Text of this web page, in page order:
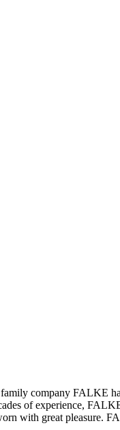
company FALKE
of experience,
with great pleasure.